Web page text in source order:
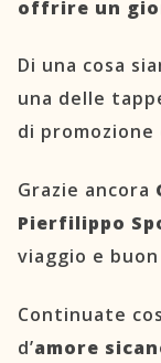
offrire un
Di una cosa
una delle
di promozione
Grazie ancora
Pierfilippo
viaggio e
Continuate
d’amore